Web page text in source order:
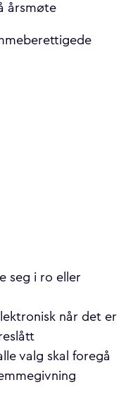
årsmøte
seg i ro eller
når det er
valg skal foregå